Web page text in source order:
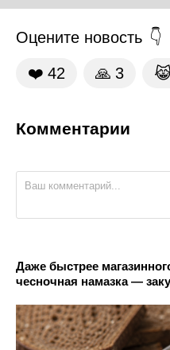
Оцените новость
❤️ 42 🙏 3
Комментарии
Даже быстрее
чесночная намазка —